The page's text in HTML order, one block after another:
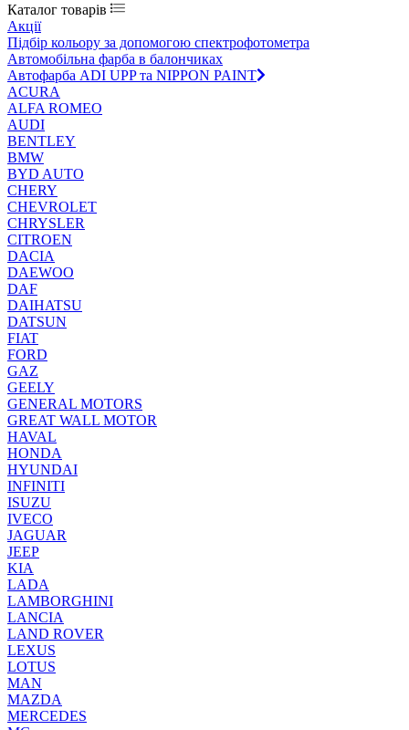
Каталог товарів
Акції
Підбір кольору за допомогою спектрофотометра
Автомобільна фарба в балончиках
Автофарба ADI UPP та NIPPON PAINT
ACURA
ALFA ROMEO
AUDI
BENTLEY
BMW
BYD AUTO
CHERY
CHEVROLET
CHRYSLER
CITROEN
DACIA
DAEWOO
DAF
DAIHATSU
DATSUN
FIAT
FORD
GAZ
GEELY
GENERAL MOTORS
GREAT WALL MOTOR
HAVAL
HONDA
HYUNDAI
INFINITI
ISUZU
IVECO
JAGUAR
JEEP
KIA
LADA
LAMBORGHINI
LANCIA
LAND ROVER
LEXUS
LOTUS
MAN
MAZDA
MERCEDES